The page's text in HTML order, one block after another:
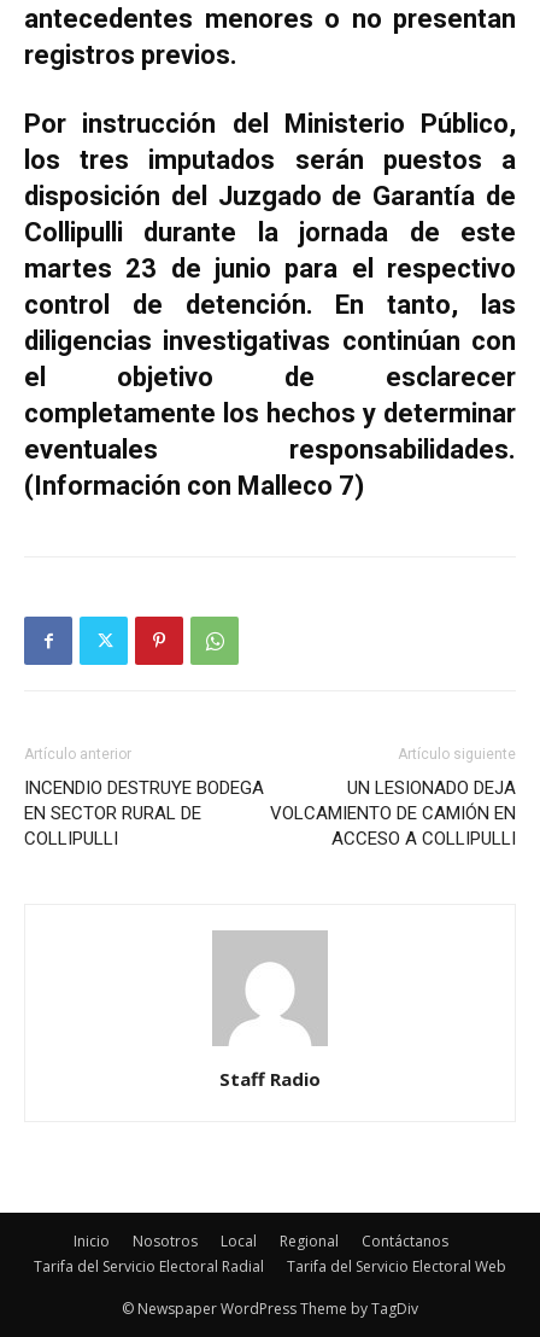
antecedentes menores o no presentan
registros previos.
Por instrucción del Ministerio Público,
los tres imputados serán puestos a
disposición del Juzgado de Garantía de
Collipulli durante la jornada de este
martes 23 de junio para el respectivo
control de detención. En tanto, las
diligencias investigativas continúan con
el objetivo de esclarecer
completamente los hechos y determinar
eventuales responsabilidades.
(Información con Malleco 7)
Artículo anterior
INCENDIO DESTRUYE BODEGA
EN SECTOR RURAL DE
COLLIPULLI
Artículo siguiente
UN LESIONADO DEJA
VOLCAMIENTO DE CAMIÓN EN
ACCESO A COLLIPULLI
Staff Radio
Inicio Nosotros Local Regional
Contáctanos
Tarifa del Servicio Electoral Radial
Tarifa del Servicio Electoral Web
© Newspaper WordPress Theme by TagDiv